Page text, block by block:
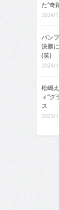
た“奇
2024/
パン
決勝
(笑)
2024/
松嶋
ィ”グ
ス
2023/